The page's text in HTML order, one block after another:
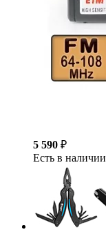
5 590 ₽
Есть в наличии